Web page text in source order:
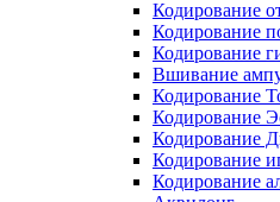
Кодирование
Кодирование
Кодирование
Вшивание
Кодирование
Кодирование
Кодирование
Кодирование
Кодирование